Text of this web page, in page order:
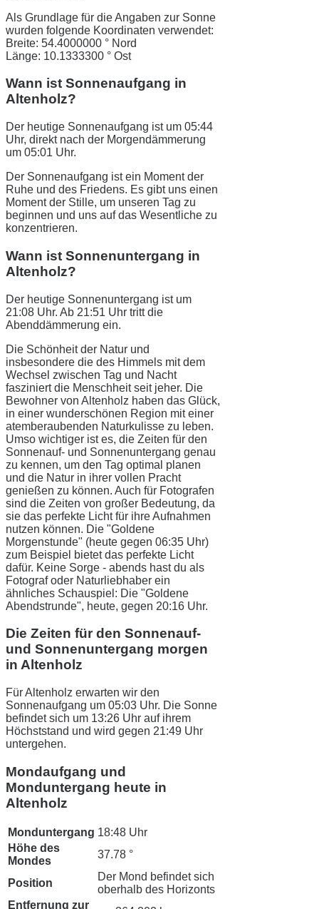
Als Grundlage für die Angaben zur Sonne
wurden folgende Koordinaten verwendet:
Breite: 54.4000000 ° Nord
Länge: 10.1333300 ° Ost
Wann ist Sonnenaufgang in
Altenholz?
Der heutige Sonnenaufgang ist um 05:44
Uhr, direkt nach der Morgendämmerung
um 05:01 Uhr.
Der Sonnenaufgang ist ein Moment der
Ruhe und des Friedens. Es gibt uns einen
Moment der Stille, um unseren Tag zu
beginnen und uns auf das Wesentliche zu
konzentrieren.
Wann ist Sonnenuntergang in
Altenholz?
Der heutige Sonnenuntergang ist um
21:08 Uhr. Ab 21:51 Uhr tritt die
Abenddämmerung ein.
Die Schönheit der Natur und
insbesondere die des Himmels mit dem
Wechsel zwischen Tag und Nacht
fasziniert die Menschheit seit jeher. Die
Bewohner von Altenholz haben das Glück,
in einer wunderschönen Region mit einer
atemberaubenden Naturkulisse zu leben.
Umso wichtiger ist es, die Zeiten für den
Sonnenauf- und Sonnenuntergang genau
zu kennen, um den Tag optimal planen
und die Natur in ihrer vollen Pracht
genießen zu können. Auch für Fotografen
sind die Zeiten von großer Bedeutung, da
sie das perfekte Licht für ihre Aufnahmen
nutzen können. Die "Goldene
Morgenstunde" (heute gegen 06:35 Uhr)
zum Beispiel bietet das perfekte Licht
dafür. Keine Sorge - abends hast du als
Fotograf oder Naturliebhaber ein
ähnliches Schauspiel: Die "Goldene
Abendstrunde", heute, gegen 20:16 Uhr.
Die Zeiten für den Sonnenauf-
und Sonnenuntergang morgen
in Altenholz
Für Altenholz erwarten wir den
Sonnenaufgang um 05:03 Uhr. Die Sonne
befindet sich um 13:26 Uhr auf ihrem
Höchststand und wird gegen 21:49 Uhr
untergehen.
Mondaufgang und
Monduntergang heute in
Altenholz
Monduntergang 18:48 Uhr
Höhe des
Mondes
37.78 °
Position
Der Mond befindet sich
oberhalb des Horizonts
Entfernung zur